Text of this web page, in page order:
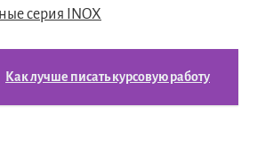
серия INOX
Как лучше писать курсовую работу